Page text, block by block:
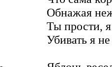
Обнажая
Ты прости,
Убивать я